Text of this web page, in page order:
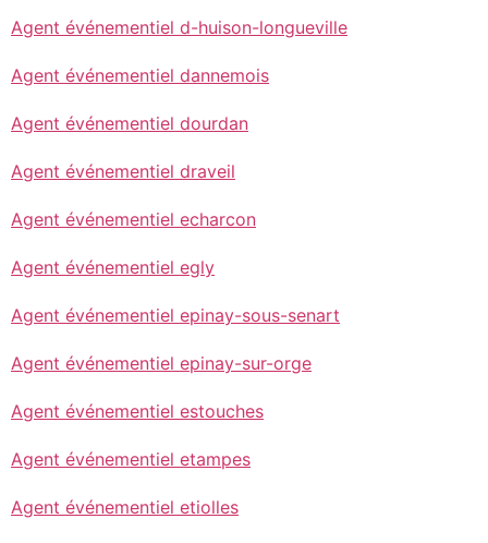
Agent événementiel d-huison-longueville
Agent événementiel dannemois
Agent événementiel dourdan
Agent événementiel draveil
Agent événementiel echarcon
Agent événementiel egly
Agent événementiel epinay-sous-senart
Agent événementiel epinay-sur-orge
Agent événementiel estouches
Agent événementiel etampes
Agent événementiel etiolles